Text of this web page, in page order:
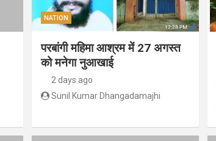
NATION
परबांगी महिमा आश्रम में 27 अगस्त
को मनेगा नुआखाई
2 days ago
Sunil Kumar Dhangadamajhi